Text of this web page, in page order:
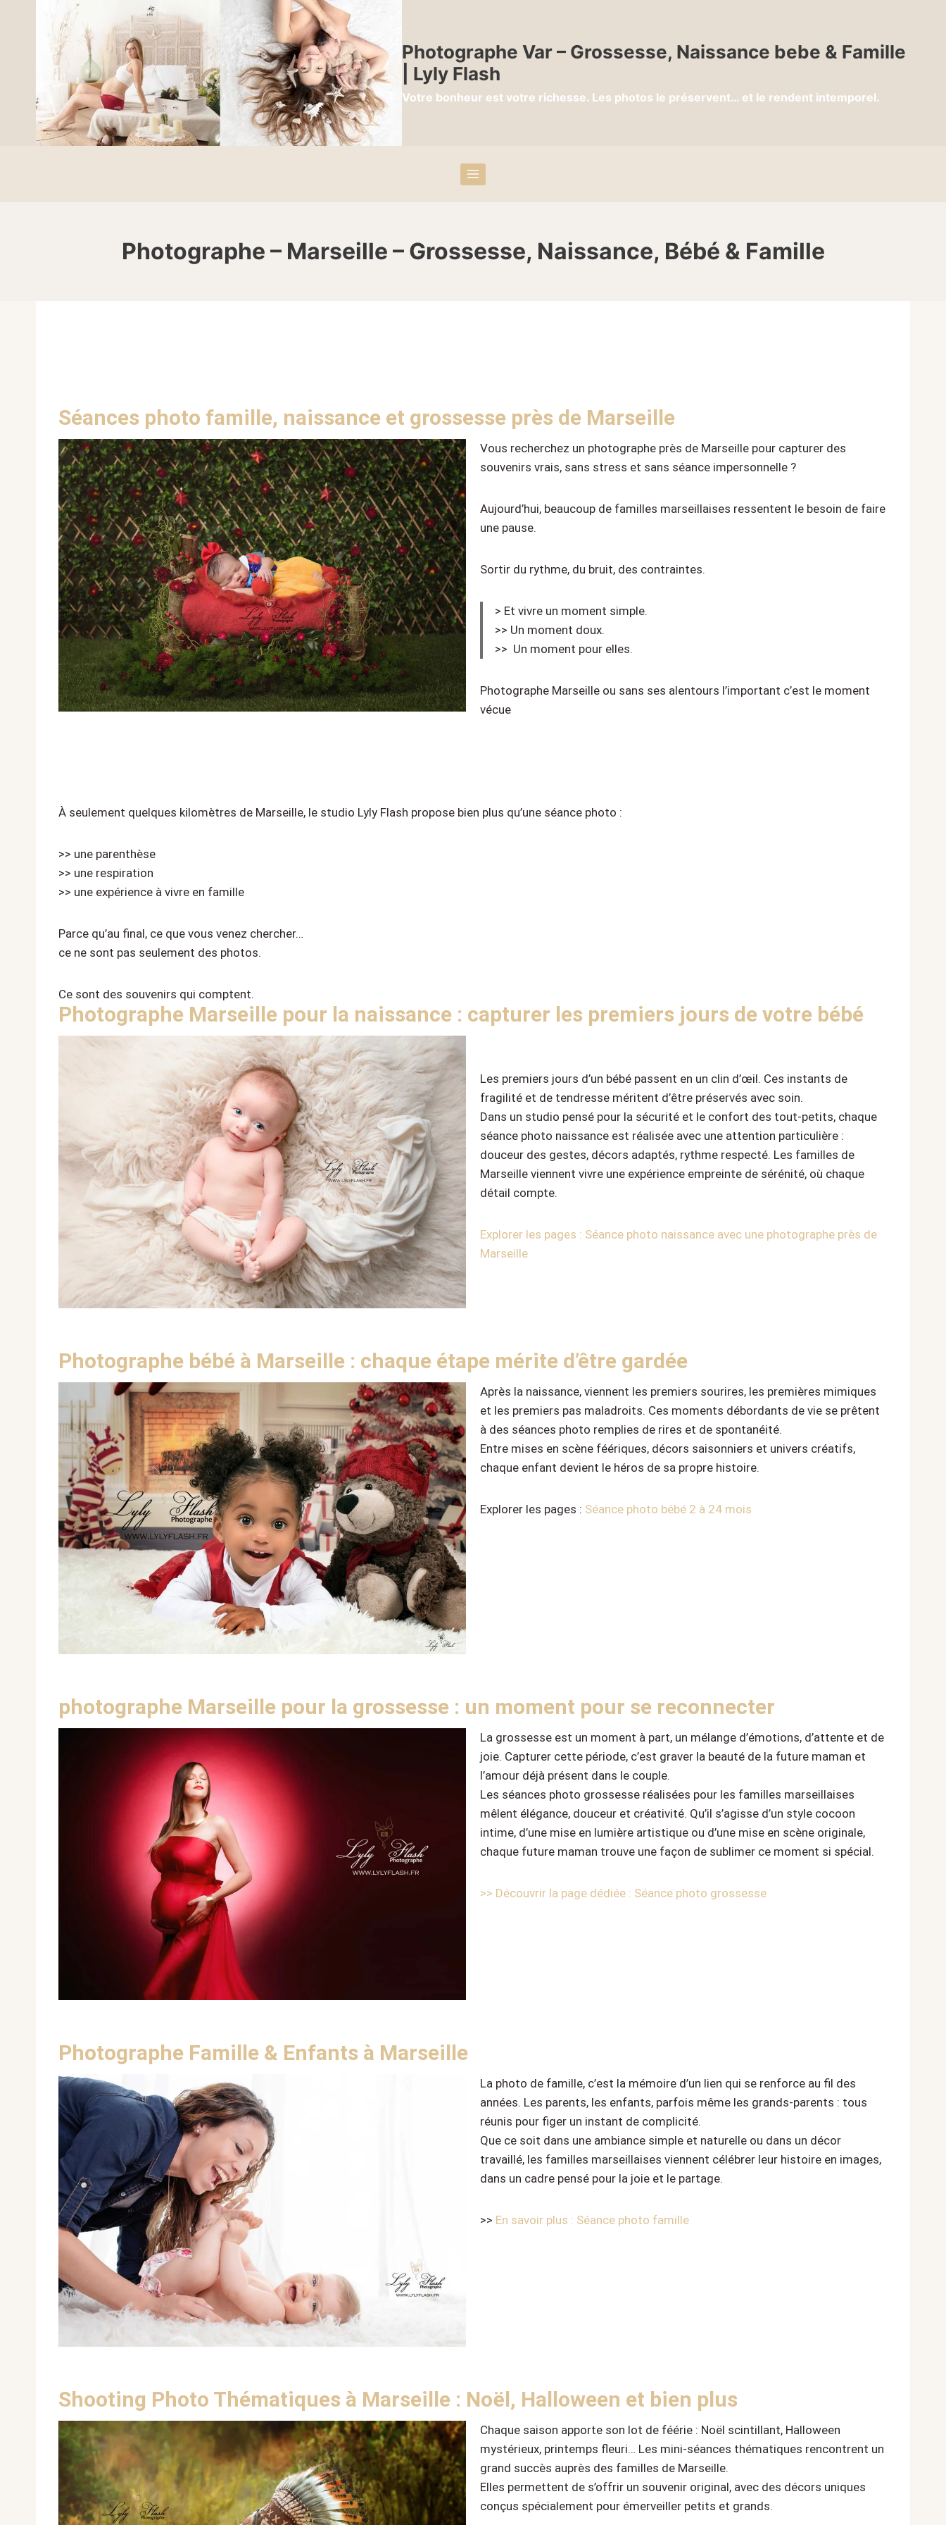
Photographe Var – Grossesse, Naissance bebe & Famille
| Lyly Flash
Votre bonheur est votre richesse. Les photos le préservent… et le rendent intemporel.
Photographe – Marseille – Grossesse, Naissance, Bébé & Famille
Séances photo famille, naissance et grossesse près de Marseille
Vous recherchez un photographe près de Marseille pour capturer des
souvenirs vrais, sans stress et sans séance impersonnelle ?
Aujourd’hui, beaucoup de familles marseillaises ressentent le besoin de faire
une pause.
Sortir du rythme, du bruit, des contraintes.
> Et vivre un moment simple.
>> Un moment doux.
>> Un moment pour elles.
Photographe Marseille ou sans ses alentours l’important c’est le moment
vécue
À seulement quelques kilomètres de Marseille, le studio Lyly Flash propose bien plus qu’une séance photo :
>> une parenthèse
>> une respiration
>> une expérience à vivre en famille
Parce qu’au final, ce que vous venez chercher…
ce ne sont pas seulement des photos.
Ce sont des souvenirs qui comptent.
Photographe Marseille pour la naissance : capturer les premiers jours de votre bébé
Les premiers jours d’un bébé passent en un clin d’œil. Ces instants de
fragilité et de tendresse méritent d’être préservés avec soin.
Dans un studio pensé pour la sécurité et le confort des tout-petits, chaque
séance photo naissance est réalisée avec une attention particulière :
douceur des gestes, décors adaptés, rythme respecté. Les familles de
Marseille viennent vivre une expérience empreinte de sérénité, où chaque
détail compte.
Explorer les pages : Séance photo naissance avec une photographe près de
Marseille
Photographe bébé à Marseille : chaque étape mérite d’être gardée
Après la naissance, viennent les premiers sourires, les premières mimiques
et les premiers pas maladroits. Ces moments débordants de vie se prêtent
à des séances photo remplies de rires et de spontanéité.
Entre mises en scène féériques, décors saisonniers et univers créatifs,
chaque enfant devient le héros de sa propre histoire.
Explorer les pages : Séance photo bébé 2 à 24 mois
photographe Marseille pour la grossesse : un moment pour se reconnecter
La grossesse est un moment à part, un mélange d’émotions, d’attente et de
joie. Capturer cette période, c’est graver la beauté de la future maman et
l’amour déjà présent dans le couple.
Les séances photo grossesse réalisées pour les familles marseillaises
mêlent élégance, douceur et créativité. Qu’il s’agisse d’un style cocoon
intime, d’une mise en lumière artistique ou d’une mise en scène originale,
chaque future maman trouve une façon de sublimer ce moment si spécial.
>> Découvrir la page dédiée : Séance photo grossesse
Photographe Famille & Enfants à Marseille
La photo de famille, c’est la mémoire d’un lien qui se renforce au fil des
années. Les parents, les enfants, parfois même les grands-parents : tous
réunis pour figer un instant de complicité.
Que ce soit dans une ambiance simple et naturelle ou dans un décor
travaillé, les familles marseillaises viennent célébrer leur histoire en images,
dans un cadre pensé pour la joie et le partage.
>> En savoir plus : Séance photo famille
Shooting Photo Thématiques à Marseille : Noël, Halloween et bien plus
Chaque saison apporte son lot de féérie : Noël scintillant, Halloween
mystérieux, printemps fleuri… Les mini-séances thématiques rencontrent un
grand succès auprès des familles de Marseille.
Elles permettent de s’offrir un souvenir original, avec des décors uniques
conçus spécialement pour émerveiller petits et grands.